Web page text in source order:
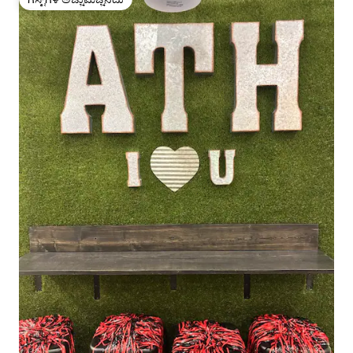
ಗೆಸ್ಟ್‌ಗಳ ಅಚ್ಚುಮೆಚ್ಚಿನದು